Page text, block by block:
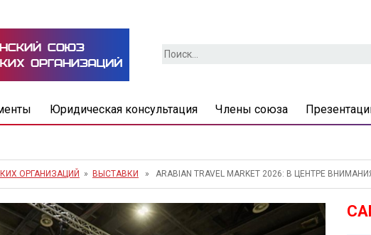
Найти:
Юридическая консультация Члены союза
ОРГАНИЗАЦИЙ » ВЫСТАВКИ » ARABIAN TRAVEL MARKET 2026: В ЦЕНТРЕ